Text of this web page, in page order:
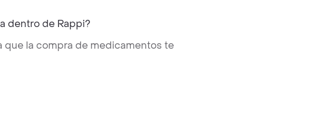
dentro de Rappi?
que la compra de medicamentos te